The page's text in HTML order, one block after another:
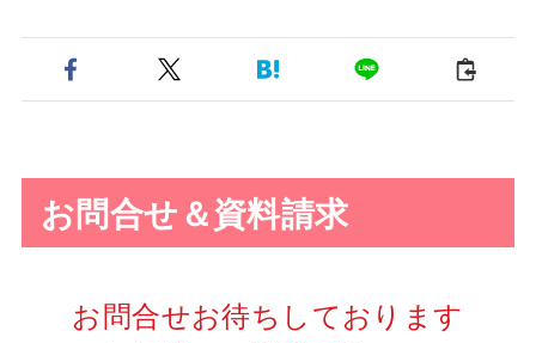
お問合せ＆資料請求
お問合せお待ちしております